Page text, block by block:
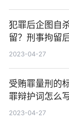
犯罪后企图自
留？刑事拘留
2023-04-27
受贿罪量刑的
罪辩护词怎么写
2023-04-27